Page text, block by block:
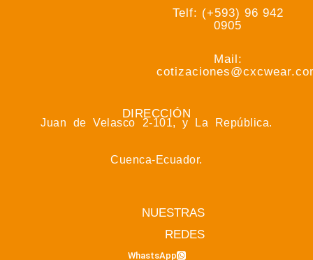
Telf: (+593) 96 942
0905
Mail:
DIRECCIÓN
Juan de Velasco 2-101, y La República.
Cuenca-Ecuador.
NUESTRAS
REDES
WhastsApp